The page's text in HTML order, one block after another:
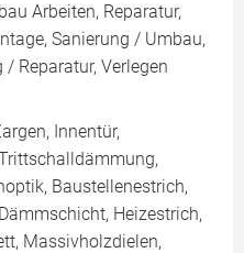
Arbeiten, Reparatur,
Sanierung / Umbau,
Reparatur, Verlegen
Innentür,
Baustellenestrich,
Heizestrich,
Massivholzdielen,